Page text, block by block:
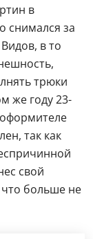
в
снимался за
в то
трюки
же году 23-
так как
свой
больше не